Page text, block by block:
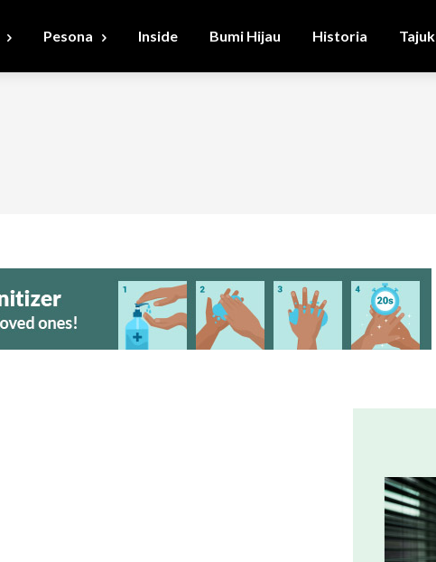
Pesona Inside Bumi Hijau Historia Tajuk